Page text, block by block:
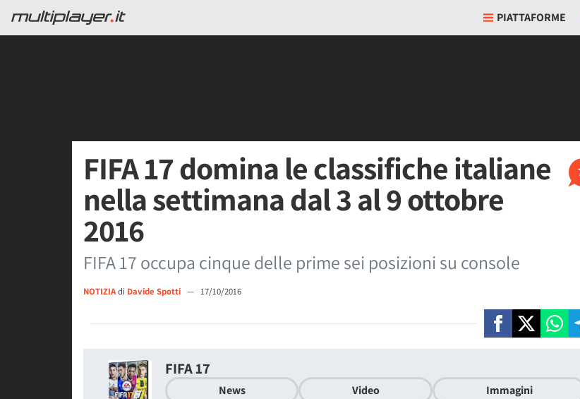
PIATTAFORME
FIFA 17 domina le classifiche italiane
nella settimana dal 3 al 9 ottobre
2016
FIFA 17 occupa cinque delle prime sei posizioni su console
NOTIZIAdi Davide Spotti — 17/10/2016
FIFA 17
News Video Immagini